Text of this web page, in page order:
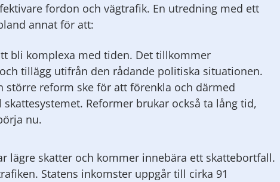
fordon och vägtrafik. En utredning med ett
annat för att:
bli komplexa med tiden. Det tillkommer
tillägg utifrån den rådande politiska situationen.
större reform ske för att förenkla och därmed
Reformer brukar också ta lång tid,
nu.
lägre skatter och kommer innebära ett skattebortfall.
Statens inkomster uppgår till cirka 91